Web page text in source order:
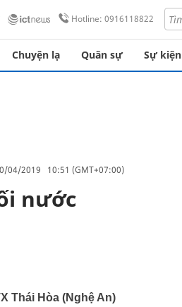
Hotline: 0916118822
Chuyện lạ Quân sự Sự kiện
04/2019 10:51 (GMT+07:00)
nước
Thái Hòa (Nghệ An)